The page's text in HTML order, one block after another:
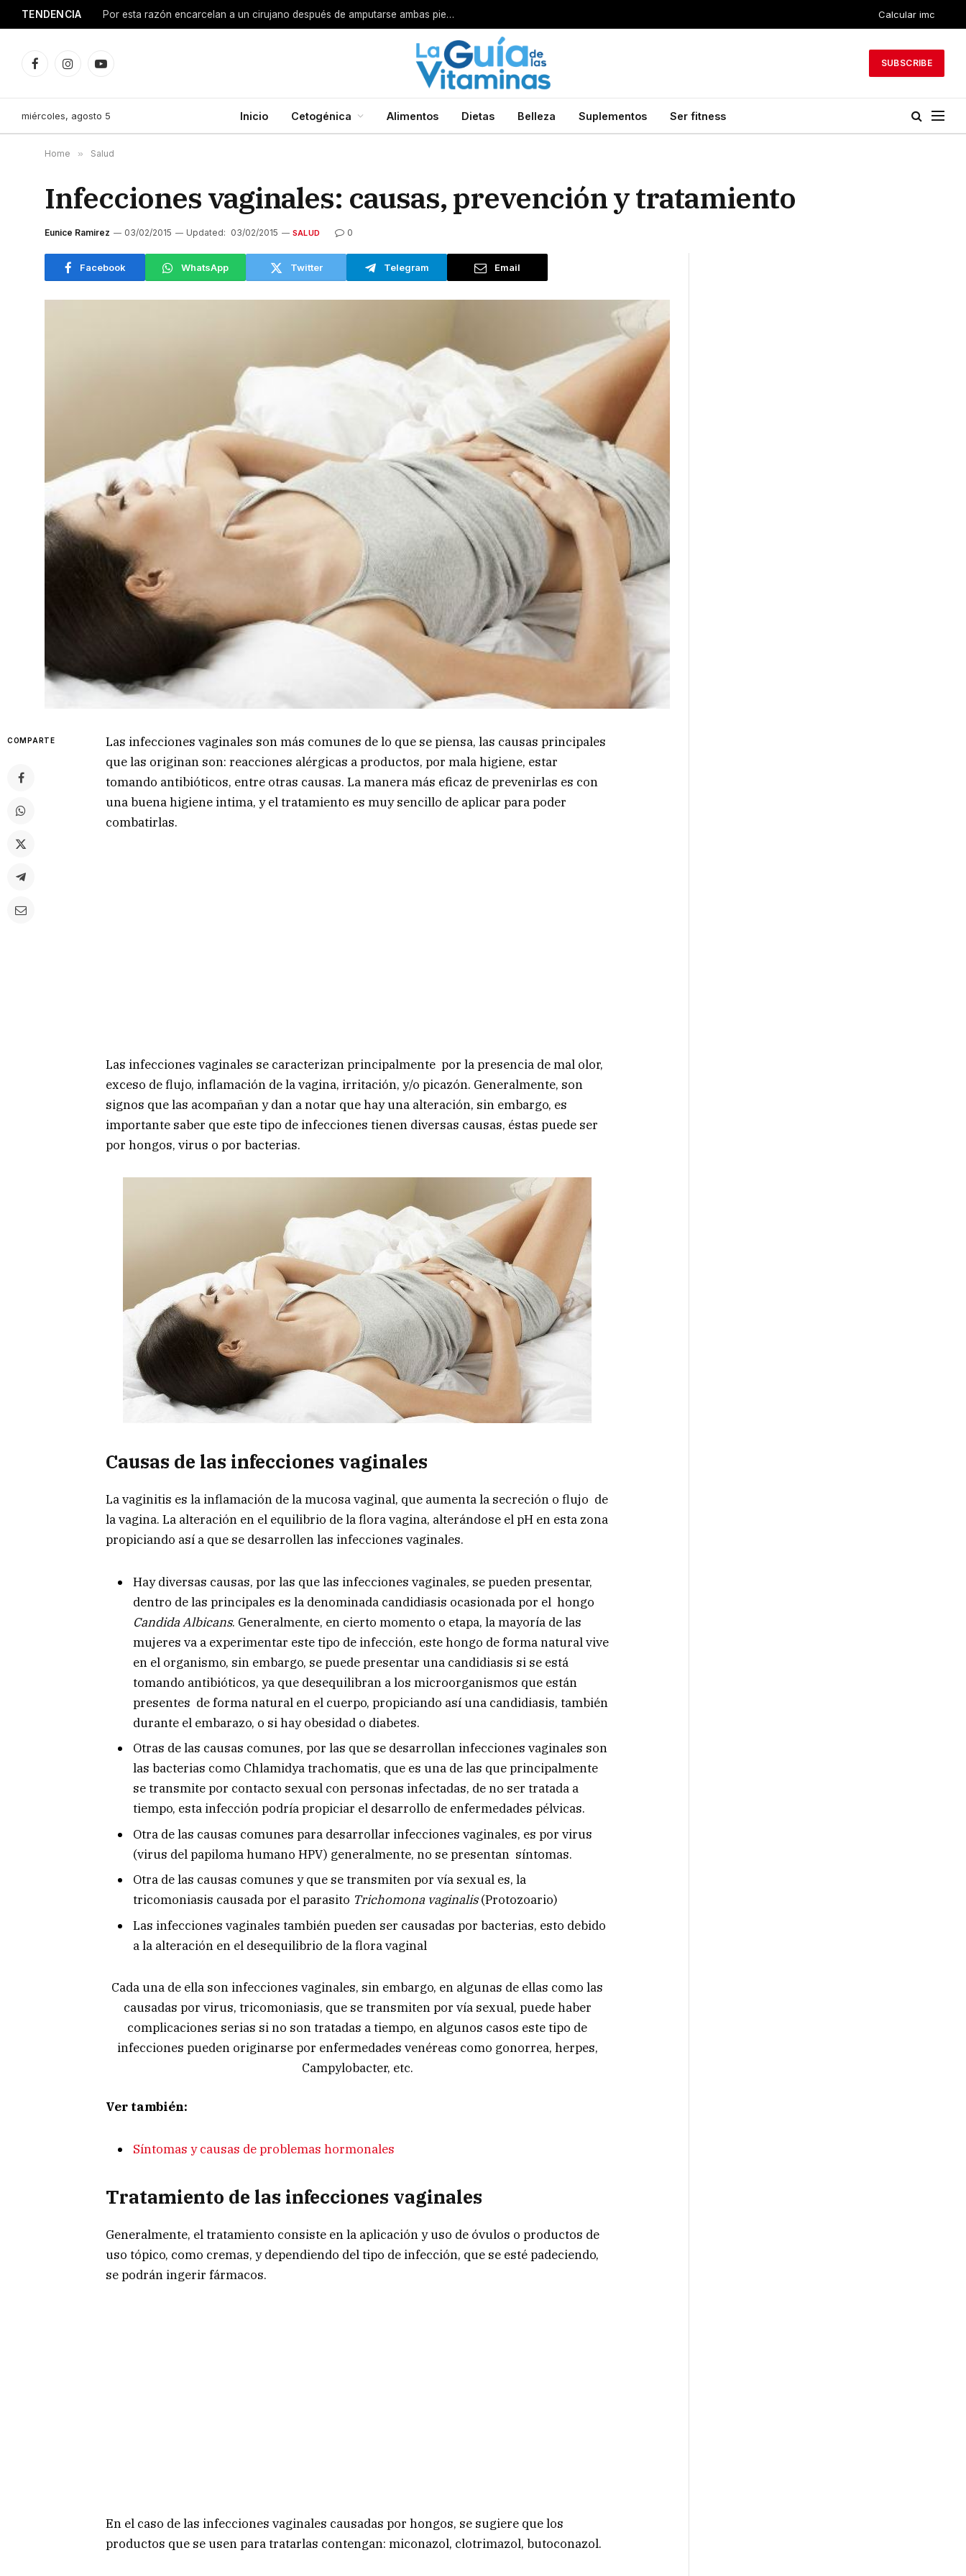
TENDENCIA Por esta razón encarcelan a un cirujano después de amputarse ambas piernas Calcular imc
FacebookInstagramYouTube
SUBSCRIBE
miércoles, agosto 5 Inicio Cetogénica Alimentos Dietas Belleza Suplementos Ser fitness
Home » Salud
Infecciones vaginales: causas, prevención y tratamiento
Eunice Ramirez 03/02/2015 Updated: 03/02/2015 SALUD 0
Facebook WhatsApp Twitter Telegram Email
COMPARTE
Las infecciones vaginales son más comunes de lo que se piensa, las causas principales
que las originan son: reacciones alérgicas a productos, por mala higiene, estar
tomando antibióticos, entre otras causas. La manera más eficaz de prevenirlas es con
una buena higiene intima, y el tratamiento es muy sencillo de aplicar para poder
combatirlas.
Las infecciones vaginales se caracterizan principalmente por la presencia de mal olor,
exceso de flujo, inflamación de la vagina, irritación, y/o picazón. Generalmente, son
signos que las acompañan y dan a notar que hay una alteración, sin embargo, es
importante saber que este tipo de infecciones tienen diversas causas, éstas puede ser
por hongos, virus o por bacterias.
Causas de las infecciones vaginales
La vaginitis es la inflamación de la mucosa vaginal, que aumenta la secreción o flujo de
la vagina. La alteración en el equilibrio de la flora vagina, alterándose el pH en esta zona
propiciando así a que se desarrollen las infecciones vaginales.
Hay diversas causas, por las que las infecciones vaginales, se pueden presentar,
dentro de las principales es la denominada candidiasis ocasionada por el hongo
Candida Albicans. Generalmente, en cierto momento o etapa, la mayoría de las
mujeres va a experimentar este tipo de infección, este hongo de forma natural vive
en el organismo, sin embargo, se puede presentar una candidiasis si se está
tomando antibióticos, ya que desequilibran a los microorganismos que están
presentes de forma natural en el cuerpo, propiciando así una candidiasis, también
durante el embarazo, o si hay obesidad o diabetes.
Otras de las causas comunes, por las que se desarrollan infecciones vaginales son
las bacterias como Chlamidya trachomatis, que es una de las que principalmente
se transmite por contacto sexual con personas infectadas, de no ser tratada a
tiempo, esta infección podría propiciar el desarrollo de enfermedades pélvicas.
Otra de las causas comunes para desarrollar infecciones vaginales, es por virus
(virus del papiloma humano HPV) generalmente, no se presentan síntomas.
Otra de las causas comunes y que se transmiten por vía sexual es, la
tricomoniasis causada por el parasito Trichomona vaginalis(Protozoario)
Las infecciones vaginales también pueden ser causadas por bacterias, esto debido
a la alteración en el desequilibrio de la flora vaginal
Cada una de ella son infecciones vaginales, sin embargo, en algunas de ellas como las
causadas por virus, tricomoniasis, que se transmiten por vía sexual, puede haber
complicaciones serias si no son tratadas a tiempo, en algunos casos este tipo de
infecciones pueden originarse por enfermedades venéreas como gonorrea, herpes,
Campylobacter, etc.
Ver también:
Síntomas y causas de problemas hormonales
Tratamiento de las infecciones vaginales
Generalmente, el tratamiento consiste en la aplicación y uso de óvulos o productos de
uso tópico, como cremas, y dependiendo del tipo de infección, que se esté padeciendo,
se podrán ingerir fármacos.
En el caso de las infecciones vaginales causadas por hongos, se sugiere que los
productos que se usen para tratarlas contengan: miconazol, clotrimazol, butoconazol.